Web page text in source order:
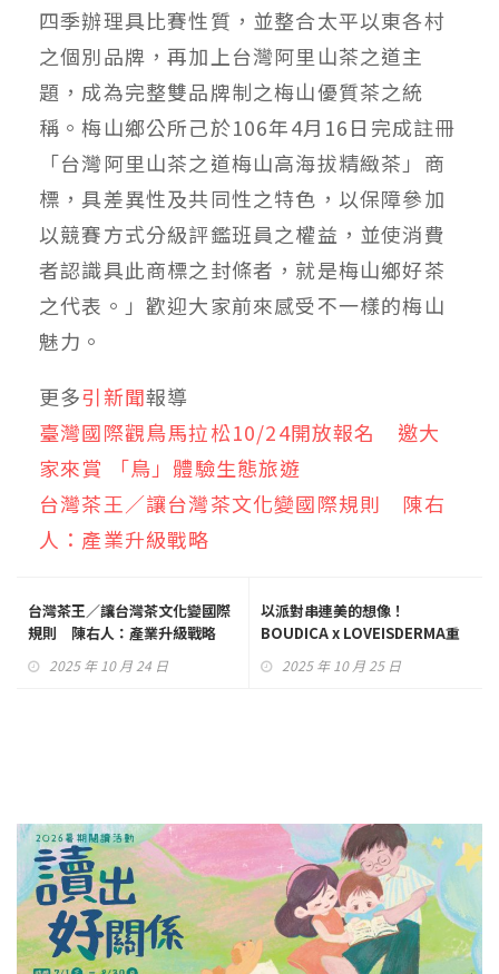
四季辦理具比賽性質，並整合太平以東各村
之個別品牌，再加上台灣阿里山茶之道主
題，成為完整雙品牌制之梅山優質茶之統
稱。梅山鄉公所己於106年4月16日完成註冊
「台灣阿里山茶之道梅山高海拔精緻茶」商
標，具差異性及共同性之特色，以保障參加
以競賽方式分級評鑑班員之權益，並使消費
者認識具此商標之封條者，就是梅山鄉好茶
之代表。」歡迎大家前來感受不一樣的梅山
魅力。
更多引新聞報導
臺灣國際觀鳥馬拉松10/24開放報名 邀大
家來賞 「鳥」體驗生態旅遊
台灣茶王／讓台灣茶文化變國際規則 陳右
人：產業升級戰略
台灣茶王／讓台灣茶文化變國際
規則 陳右人：產業升級戰略
2025 年 10 月 24 日
以派對串連美的想像！
BOUDICA x LOVEISDERMA重
塑日常保養美學
2025 年 10 月 25 日